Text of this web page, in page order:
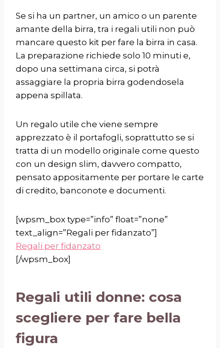
Se si ha un partner, un amico o un parente
amante della birra, tra i regali utili non può
mancare questo kit per fare la birra in casa.
La preparazione richiede solo 10 minuti e,
dopo una settimana circa, si potrà
assaggiare la propria birra godendosela
appena spillata.
Un regalo utile che viene sempre
apprezzato è il portafogli, soprattutto se si
tratta di un modello originale come questo
con un design slim, davvero compatto,
pensato appositamente per portare le carte
di credito, banconote e documenti.
[wpsm_box type=”info” float=”none”
text_align=”Regali per fidanzato”]
Regali per fidanzato
[/wpsm_box]
Regali utili donne: cosa
scegliere per fare bella
figura